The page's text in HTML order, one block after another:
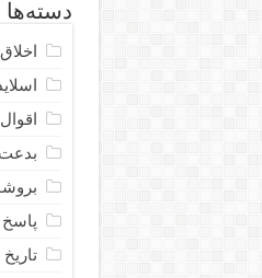
دسته‌ها
اخلاق
بدعت
تاریخ